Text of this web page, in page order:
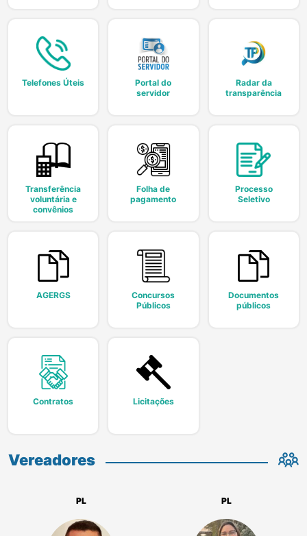
Telefones Úteis
Portal do
servidor
Radar da
transparência
Transferência
voluntária e
convênios
Folha de
pagamento
Processo
Seletivo
AGERGS
Concursos
Públicos
Documentos
públicos
Contratos Licitações
Vereadores
PL PL